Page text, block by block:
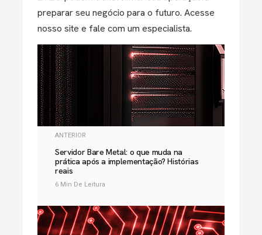
preparar seu negócio para o futuro. Acesse
nosso site e fale com um especialista.
ANTERIOR
Servidor Bare Metal: o que muda na
prática após a implementação? Histórias
reais
6 Min De Leitura